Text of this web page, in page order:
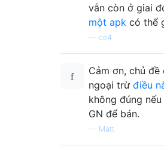
vẫn còn ở giai
một apk có thể
ce4
Cảm ơn, chủ
ngoại trừ điều
không đúng
GN để bán.
— Matt